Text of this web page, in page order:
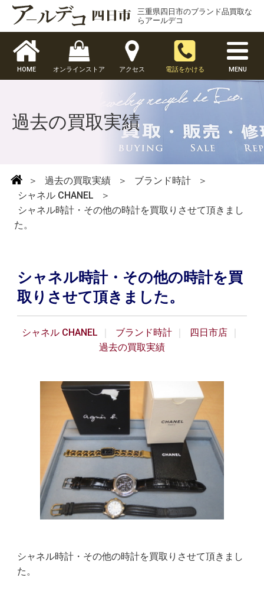
三重県四日市のブランド品買取な
らアールデコ
HOME オンラインストア アクセス 電話をかける MENU
過去の買取実績
＞ 過去の買取実績 ＞ ブランド時計
＞
シャネル CHANEL
＞
シャネル時計・その他の時計を買取りさせて頂きまし
た。
シャネル時計・その他の時計を買
取りさせて頂きました。
シャネル CHANEL ブランド時計
四日市店
過去の買取実績
シャネル時計・その他の時計を買取りさせて頂きまし
た。